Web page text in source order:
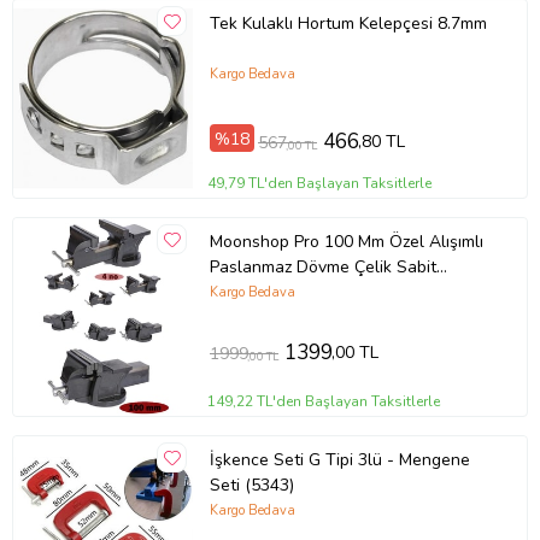
Güvenlik:İşkenceyi kullanırken mutlaka koruyucu ekipman kullanın.
Çocuklardan Uzak Tutun:
Keskin kenarlara sahip olduğu için
çocukların erişemeyeceği yerlerde saklayın.
Sonuç
Tomax Marangoz Ağır Tip İşkence - 900 mm, marangozluk işlerinde
olmazsa olmaz bir alettir. Sağlam yapısı, uzun ömrü ve çok
yönlülüğü sayesinde profesyonel marangozların ve hobi amaçlı
kullanıcıların tercih ettiği bir üründür.
Ürün Kodu: kcm13580362
Tek Kulaklı Hortum Kelepçesi 8.7mm
Kargo Bedava
%18 567,00 TL 466,80 TL
49,79 TL'den Başlayan Taksitlerle
Moonshop Pro 100 Mm Özel Alışımlı
Paslanmaz Dövme Çelik Sabit
Tezgah Masa Mengenesi
Kargo Bedava
1999,00 TL 1399,00 TL
149,22 TL'den Başlayan Taksitlerle
İşkence Seti G Tipi 3lü - Mengene
Seti (5343)
Kargo Bedava